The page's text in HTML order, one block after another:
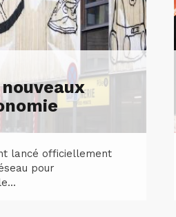
lancé officiellement
pour